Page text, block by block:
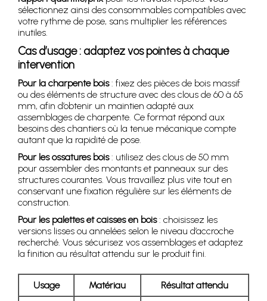
sélectionnez ainsi des consommables compatibles avec
votre rythme de pose, sans multiplier les références
inutiles.
Cas d’usage : adaptez vos pointes à chaque
intervention
Pour la charpente bois: fixez des pièces de bois massif
ou des éléments de structure avec des clous de 60 à 65
mm, afin d’obtenir un maintien adapté aux
assemblages de charpente. Ce format répond aux
besoins des chantiers où la tenue mécanique compte
autant que la rapidité de pose.
Pour les ossatures bois: utilisez des clous de 50 mm
pour assembler des montants et panneaux sur des
structures courantes. Vous travaillez plus vite tout en
conservant une fixation régulière sur les éléments de
construction.
Pour les palettes et caisses en bois: choisissez les
versions lisses ou annelées selon le niveau d’accroche
recherché. Vous sécurisez vos assemblages et adaptez
la finition au résultat attendu sur le produit fini.
Usage Matériau Résultat attendu